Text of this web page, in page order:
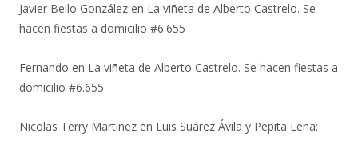
Javier Bello González en La viñeta de Alberto Castrelo. Se
hacen fiestas a domicilio #6.655
Fernando en La viñeta de Alberto Castrelo. Se hacen fiestas a
domicilio #6.655
Nicolas Terry Martinez en Luis Suárez Ávila y Pepita Lena: